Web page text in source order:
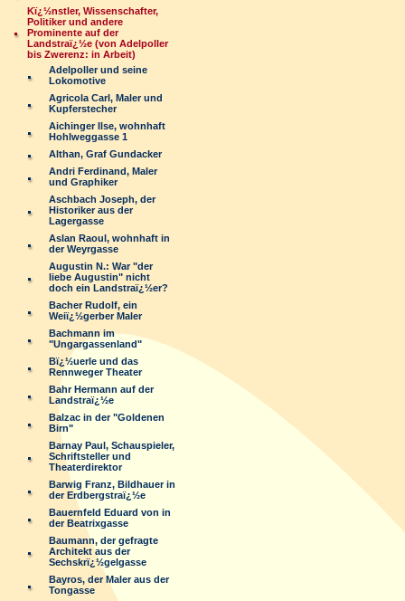
Kï¿½nstler, Wissenschafter,
Politiker und andere
Prominente auf der
Landstraï¿½e (von Adelpoller
bis Zwerenz: in Arbeit)
Adelpoller und seine
Lokomotive
Agricola Carl, Maler und
Kupferstecher
Aichinger Ilse, wohnhaft
Hohlweggasse 1
Althan, Graf Gundacker
Andri Ferdinand, Maler
und Graphiker
Aschbach Joseph, der
Historiker aus der
Lagergasse
Aslan Raoul, wohnhaft in
der Weyrgasse
Augustin N.: War "der
liebe Augustin" nicht
doch ein Landstraï¿½er?
Bacher Rudolf, ein
Weiï¿½gerber Maler
Bachmann im
"Ungargassenland"
Bï¿½uerle und das
Rennweger Theater
Bahr Hermann auf der
Landstraï¿½e
Balzac in der "Goldenen
Birn"
Barnay Paul, Schauspieler,
Schriftsteller und
Theaterdirektor
Barwig Franz, Bildhauer in
der Erdbergstraï¿½e
Bauernfeld Eduard von in
der Beatrixgasse
Baumann, der gefragte
Architekt aus der
Sechskrï¿½gelgasse
Bayros, der Maler aus der
Tongasse